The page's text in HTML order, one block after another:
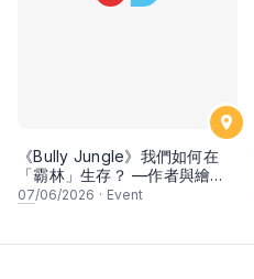
《Bully Jungle》我們如何在
「霸林」生存？ —作者與繪者
新書分享會
07/06/2026 · Event